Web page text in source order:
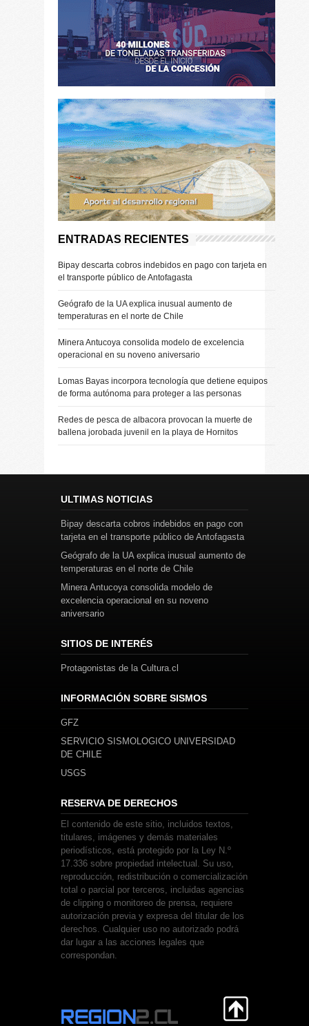
ENTRADAS RECIENTES
Bipay descarta cobros indebidos en pago con tarjeta en
el transporte público de Antofagasta
Geógrafo de la UA explica inusual aumento de
temperaturas en el norte de Chile
Minera Antucoya consolida modelo de excelencia
operacional en su noveno aniversario
Lomas Bayas incorpora tecnología que detiene equipos
de forma autónoma para proteger a las personas
Redes de pesca de albacora provocan la muerte de
ballena jorobada juvenil en la playa de Hornitos
ULTIMAS NOTICIAS
Bipay descarta cobros indebidos en pago con
tarjeta en el transporte público de Antofagasta
Geógrafo de la UA explica inusual aumento de
temperaturas en el norte de Chile
Minera Antucoya consolida modelo de
excelencia operacional en su noveno
aniversario
SITIOS DE INTERÉS
Protagonistas de la Cultura.cl
INFORMACIÓN SOBRE SISMOS
GFZ
SERVICIO SISMOLOGICO UNIVERSIDAD
DE CHILE
USGS
RESERVA DE DERECHOS
El contenido de este sitio, incluidos textos,
titulares, imágenes y demás materiales
periodísticos, está protegido por la Ley N.º
17.336 sobre propiedad intelectual. Su uso,
reproducción, redistribución o comercialización
total o parcial por terceros, incluidas agencias
de clipping o monitoreo de prensa, requiere
autorización previa y expresa del titular de los
derechos. Cualquier uso no autorizado podrá
dar lugar a las acciones legales que
correspondan.